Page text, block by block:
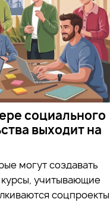
социального
выходит на
могут создавать
учитывающие
соцпроекты